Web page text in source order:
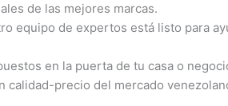
de las mejores marcas.
equipo de expertos está listo para
en la puerta de tu casa o
calidad-precio del mercado